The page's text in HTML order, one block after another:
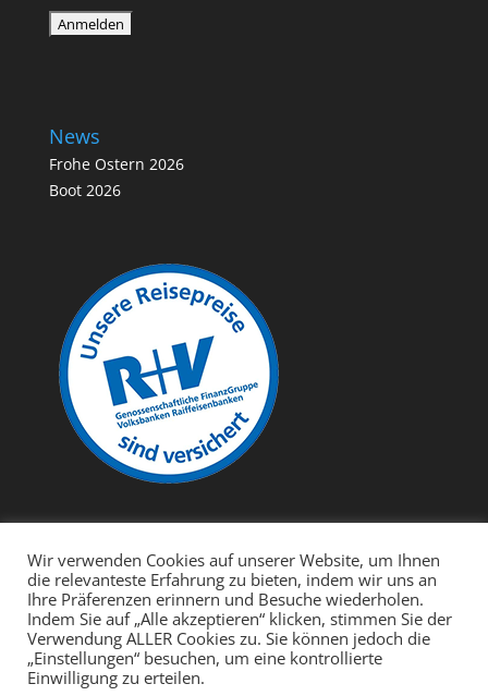
News
Frohe Ostern 2026
Boot 2026
Cebu Bohol Negros Leyte
Malapascua
Cabilao – Polaris Beach and Dive Resort
Mindoro
Wir verwenden Cookies auf unserer Website, um Ihnen
die relevanteste Erfahrung zu bieten, indem wir uns an
Ihre Präferenzen erinnern und Besuche wiederholen.
Indem Sie auf „Alle akzeptieren“ klicken, stimmen Sie der
Verwendung ALLER Cookies zu. Sie können jedoch die
„Einstellungen“ besuchen, um eine kontrollierte
Einwilligung zu erteilen.